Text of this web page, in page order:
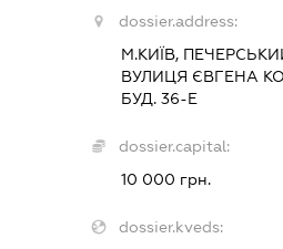
dossier.address:
М.КИЇВ,
ВУЛИЦЯ ЄВГЕНА
БУД. 36-Е
dossier.capital:
10 000 грн.
dossier.kveds: